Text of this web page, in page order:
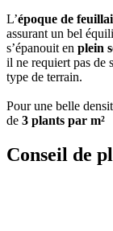
L’époque de
assurant un bel
s’épanouit en plein
il ne requiert pas de
type de terrain.
Pour une belle
de 3 plants par m²
Conseil de